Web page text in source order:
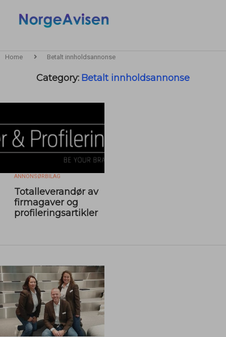
Home Betalt innholdsannonse
Category: Betalt innholdsannonse
ANNONSØRBILAG
Totalleverandør av
firmagaver og
profileringsartikler